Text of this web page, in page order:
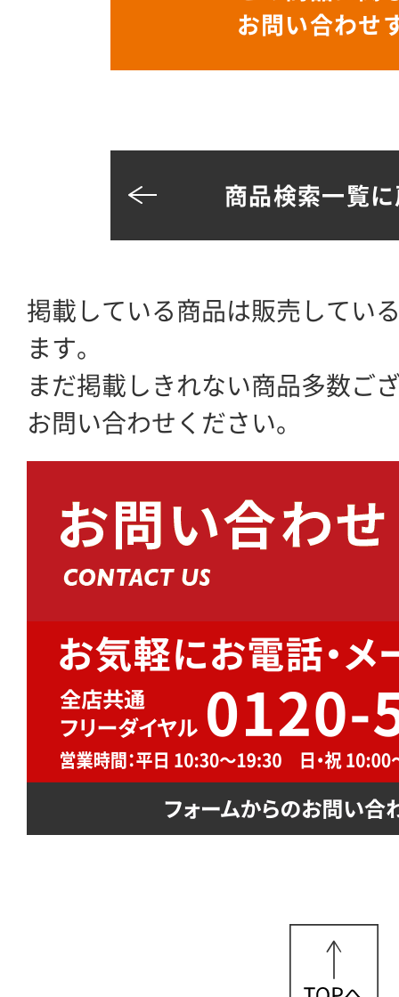
お問い合わせ
商品検索一覧
掲載している商品は販売してい
ます。
まだ掲載しきれない商品多数ご
お問い合わせください。